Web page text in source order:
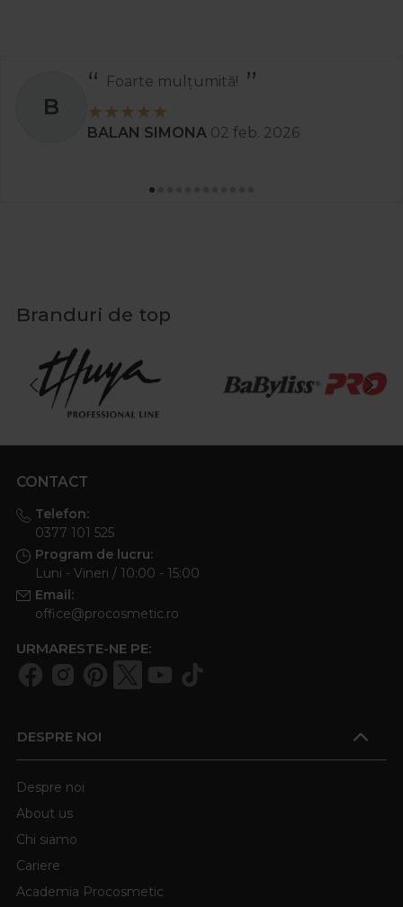
B
Foarte mulțumită!
BALAN SIMONA 02 feb. 2026
Branduri de top
CONTACT
Telefon:
0377 101 525
Program de lucru:
Luni - Vineri / 10:00 - 15:00
Email:
office@procosmetic.ro
URMARESTE-NE PE:
DESPRE NOI
Despre noi
About us
Chi siamo
Cariere
Academia Procosmetic